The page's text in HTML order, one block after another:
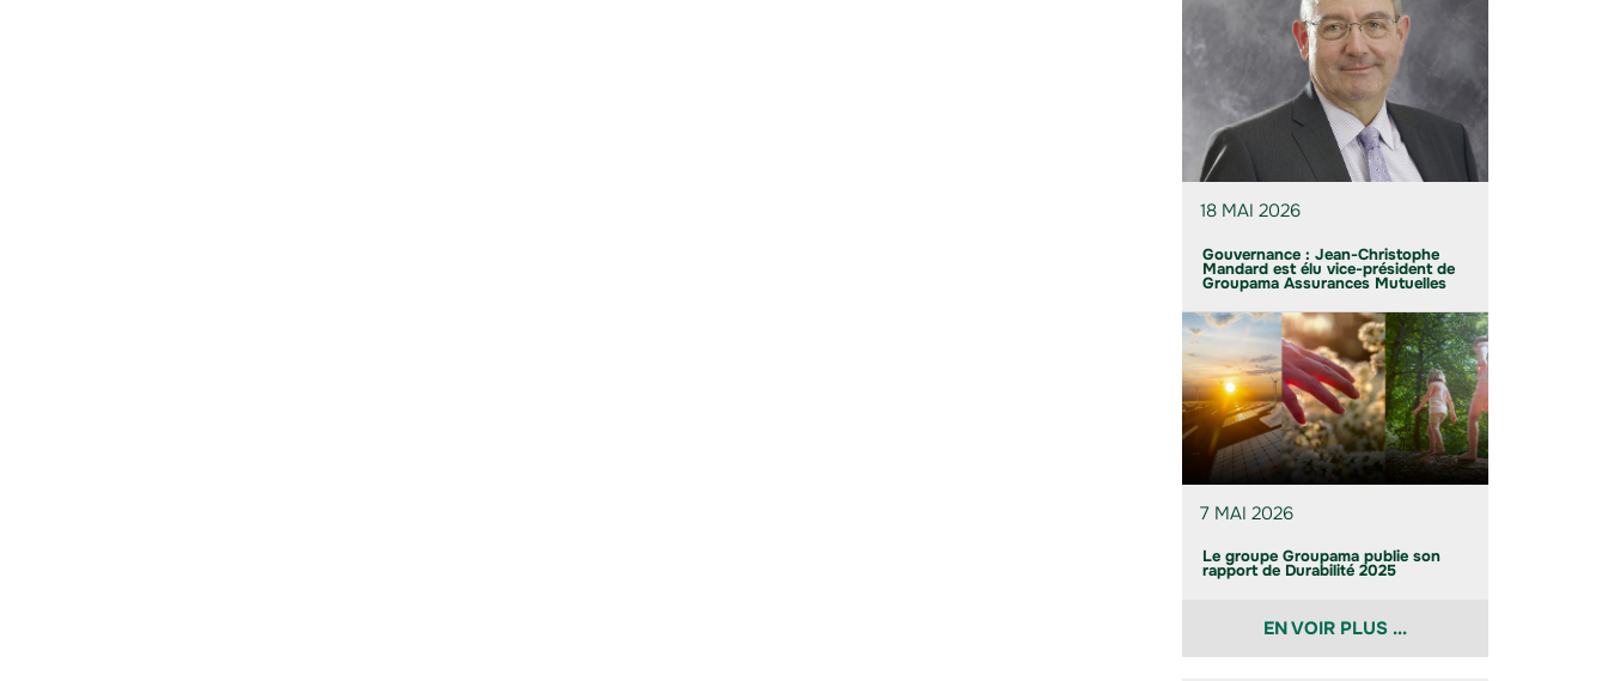
18 MAI 2026
Gouvernance : Jean-Christophe
Mandard est élu vice-président de
Groupama Assurances Mutuelles
7 MAI 2026
Le groupe Groupama publie son
rapport de Durabilité 2025
EN VOIR PLUS ...